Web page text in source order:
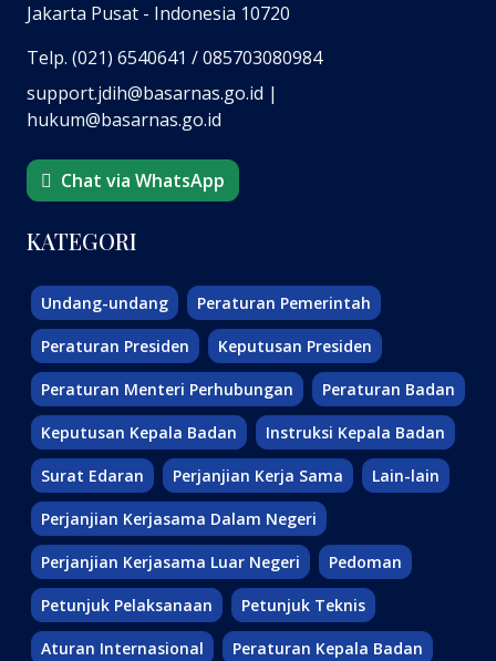
Jakarta Pusat - Indonesia 10720
Telp. (021) 6540641 / 085703080984
support.jdih@basarnas.go.id |
hukum@basarnas.go.id
Chat via WhatsApp
KATEGORI
Undang-undang Peraturan Pemerintah
Peraturan Presiden Keputusan Presiden
Peraturan Menteri Perhubungan Peraturan Badan
Keputusan Kepala Badan Instruksi Kepala Badan
Surat Edaran Perjanjian Kerja Sama Lain-lain
Perjanjian Kerjasama Dalam Negeri
Perjanjian Kerjasama Luar Negeri Pedoman
Petunjuk Pelaksanaan Petunjuk Teknis
Aturan Internasional Peraturan Kepala Badan